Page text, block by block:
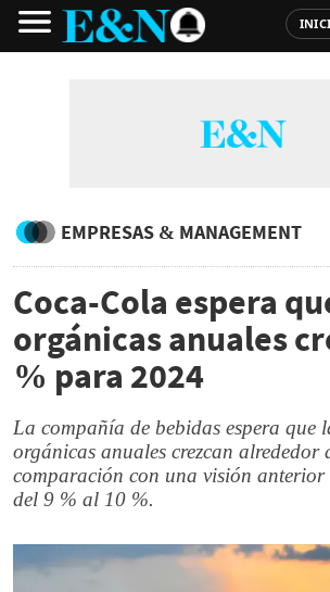
EMPRESAS & MANAGEMENT
Coca-Cola espera
orgánicas anuales
% para 2024
La compañía de bebidas espera que
orgánicas anuales crezcan alrededor
comparación con una visión anterior
del 9 % al 10 %.